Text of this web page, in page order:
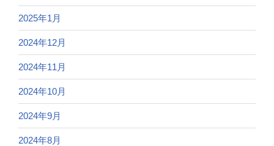
2025年1月
2024年12月
2024年11月
2024年10月
2024年9月
2024年8月